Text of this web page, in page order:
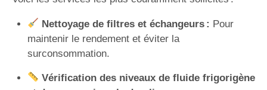
Nettoyage de filtres et échangeurs : Pour
maintenir le rendement et éviter la
surconsommation.
Vérification des niveaux de fluide frigorigène